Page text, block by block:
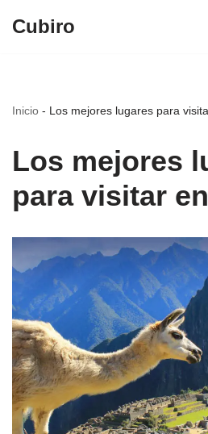
Cubiro
Inicio - Los mejores lugares para
Los mejores
para visitar